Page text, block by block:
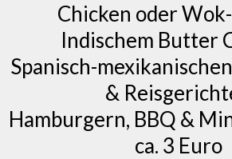
Chicken oder
Indischem Butter
Spanisch-mexikanischen
&
Hamburgern, BBQ &
ca. 3 Euro